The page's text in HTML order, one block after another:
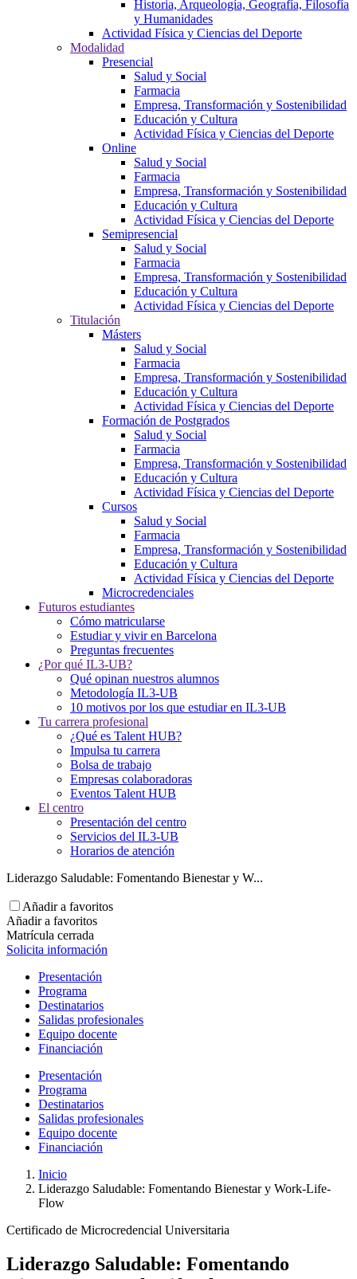
Historia, Arqueología, Geografía, Filosofía
y Humanidades
Actividad Física y Ciencias del Deporte
Modalidad
Presencial
Salud y Social
Farmacia
Empresa, Transformación y Sostenibilidad
Educación y Cultura
Actividad Física y Ciencias del Deporte
Online
Salud y Social
Farmacia
Empresa, Transformación y Sostenibilidad
Educación y Cultura
Actividad Física y Ciencias del Deporte
Semipresencial
Salud y Social
Farmacia
Empresa, Transformación y Sostenibilidad
Educación y Cultura
Actividad Física y Ciencias del Deporte
Titulación
Másters
Salud y Social
Farmacia
Empresa, Transformación y Sostenibilidad
Educación y Cultura
Actividad Física y Ciencias del Deporte
Formación de Postgrados
Salud y Social
Farmacia
Empresa, Transformación y Sostenibilidad
Educación y Cultura
Actividad Física y Ciencias del Deporte
Cursos
Salud y Social
Farmacia
Empresa, Transformación y Sostenibilidad
Educación y Cultura
Actividad Física y Ciencias del Deporte
Microcredenciales
Futuros estudiantes
Cómo matricularse
Estudiar y vivir en Barcelona
Preguntas frecuentes
¿Por qué IL3-UB?
Qué opinan nuestros alumnos
Metodología IL3-UB
10 motivos por los que estudiar en IL3-UB
Tu carrera profesional
¿Qué es Talent HUB?
Impulsa tu carrera
Bolsa de trabajo
Empresas colaboradoras
Eventos Talent HUB
El centro
Presentación del centro
Servicios del IL3-UB
Horarios de atención
Liderazgo Saludable: Fomentando Bienestar y W...
Añadir a favoritos
Añadir a favoritos
Matrícula cerrada
Solicita información
Presentación
Programa
Destinatarios
Salidas profesionales
Equipo docente
Financiación
Presentación
Programa
Destinatarios
Salidas profesionales
Equipo docente
Financiación
Inicio
Liderazgo Saludable: Fomentando Bienestar y Work-Life-
Flow
Certificado de Microcredencial Universitaria
Liderazgo Saludable: Fomentando